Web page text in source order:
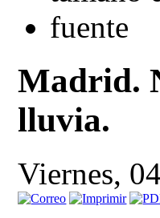
Madrid.
lluvia.
Viernes,